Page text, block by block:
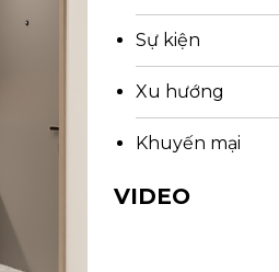
Sự kiện
Xu hướng
Khuyến mại
VIDEO